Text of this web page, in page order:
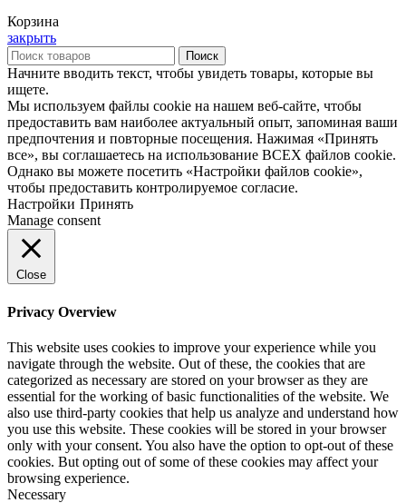
Корзина
закрыть
Поиск
Начните вводить текст, чтобы увидеть товары, которые вы
ищете.
Мы используем файлы cookie на нашем веб-сайте, чтобы
предоставить вам наиболее актуальный опыт, запоминая ваши
предпочтения и повторные посещения. Нажимая «Принять
все», вы соглашаетесь на использование ВСЕХ файлов cookie.
Однако вы можете посетить «Настройки файлов cookie»,
чтобы предоставить контролируемое согласие.
Настройки Принять
Manage consent
Close
Privacy Overview
This website uses cookies to improve your experience while you
navigate through the website. Out of these, the cookies that are
categorized as necessary are stored on your browser as they are
essential for the working of basic functionalities of the website. We
also use third-party cookies that help us analyze and understand how
you use this website. These cookies will be stored in your browser
only with your consent. You also have the option to opt-out of these
cookies. But opting out of some of these cookies may affect your
browsing experience.
Necessary